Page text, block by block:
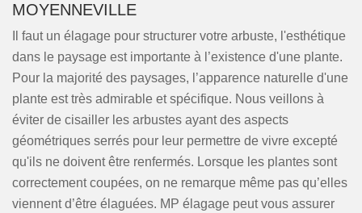
MOYENNEVILLE
Il faut un élagage pour structurer votre arbuste, l'esthétique
dans le paysage est importante à l’existence d'une plante.
Pour la majorité des paysages, l’apparence naturelle d'une
plante est très admirable et spécifique. Nous veillons à
éviter de cisailler les arbustes ayant des aspects
géométriques serrés pour leur permettre de vivre excepté
qu'ils ne doivent être renfermés. Lorsque les plantes sont
correctement coupées, on ne remarque même pas qu’elles
viennent d’être élaguées. MP élagage peut vous assurer